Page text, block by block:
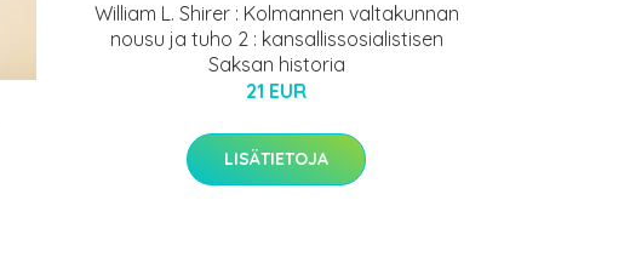
William L. Shirer : Kolmannen valtakunnan
nousu ja tuho 2 : kansallissosialistisen
Saksan historia
21 EUR
LISÄTIETOJA